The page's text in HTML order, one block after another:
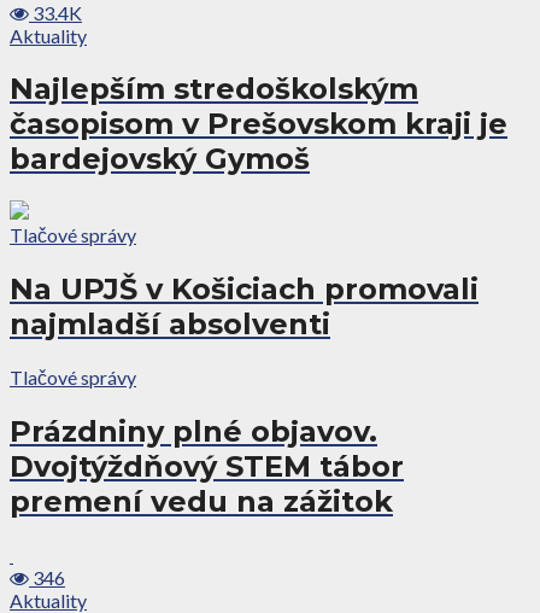
33.4K
Aktuality
Najlepším stredoškolským
časopisom v Prešovskom kraji je
bardejovský Gymoš
Tlačové správy
Na UPJŠ v Košiciach promovali
najmladší absolventi
Tlačové správy
Prázdniny plné objavov.
Dvojtýždňový STEM tábor
premení vedu na zážitok
346
Aktuality